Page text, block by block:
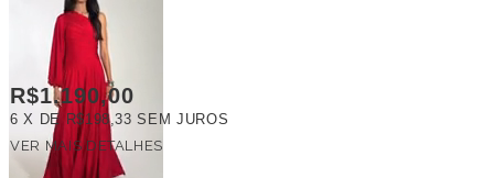
R$1.190,00
6 X DE R$198,33 SEM JUROS
VER MAIS DETALHES